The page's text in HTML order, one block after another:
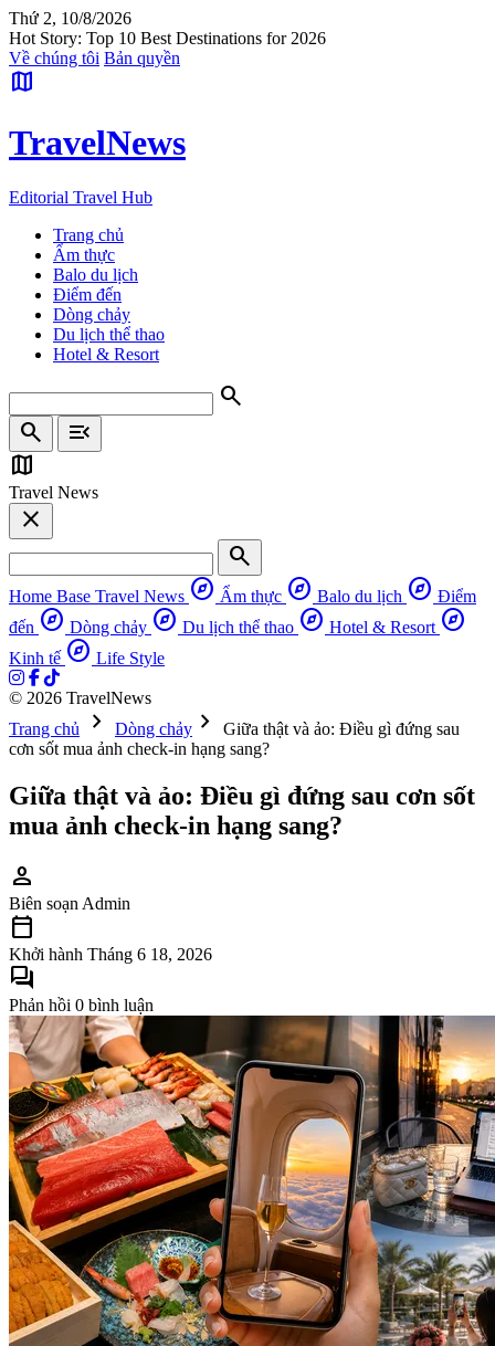
Thứ 2, 10/8/2026
Hot Story: Top 10 Best Destinations for 2026
Về chúng tôi Bản quyền
map
TravelNews
Editorial Travel Hub
Trang chủ
Ẩm thực
Balo du lịch
Điểm đến
Dòng chảy
Du lịch thể thao
Hotel & Resort
search
search
menu_open
map
Travel News
close
search
Home Base Travel News explore Ẩm thực explore Balo du lịch explore Điểm
đến explore Dòng chảy explore Du lịch thể thao explore Hotel & Resort explore
Kinh tế explore Life Style
© 2026 TravelNews
Trang chủ
chevron_right Dòng chảy chevron_right
Giữa thật và ảo: Điều gì đứng sau
cơn sốt mua ảnh check-in hạng sang?
Giữa thật và ảo: Điều gì đứng sau cơn sốt
mua ảnh check-in hạng sang?
person
Biên soạn Admin
calendar_today
Khởi hành Tháng 6 18, 2026
forum
Phản hồi 0 bình luận